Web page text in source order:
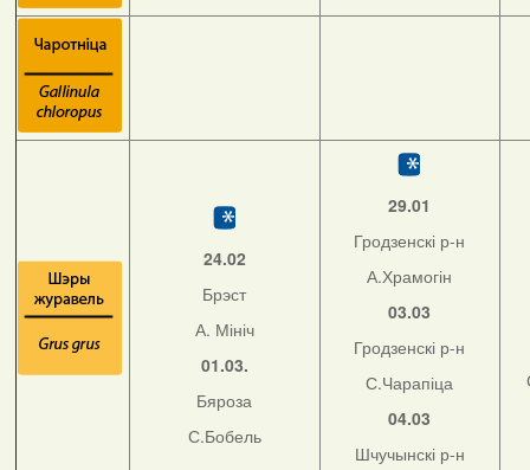
24.02
Брэст
А. Мініч
01.03.
Бяроза
С.Бобель
29.01
Гродзенскі р-н
А.Храмогін
03.03
Гродзенскі р-н
С.Чарапіца
04.03
Шчучынскі р-н